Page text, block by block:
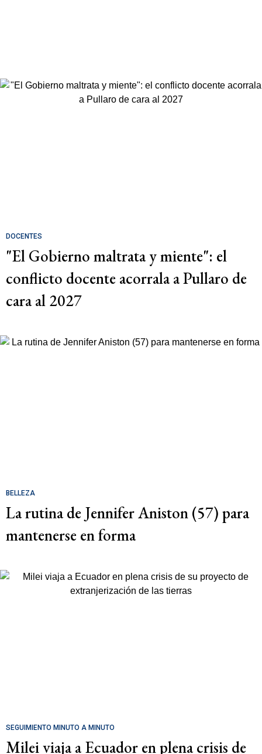
DOCENTES
"El Gobierno maltrata y miente": el
conflicto docente acorrala a Pullaro de
cara al 2027
BELLEZA
La rutina de Jennifer Aniston (57) para
mantenerse en forma
SEGUIMIENTO MINUTO A MINUTO
Milei viaja a Ecuador en plena crisis de